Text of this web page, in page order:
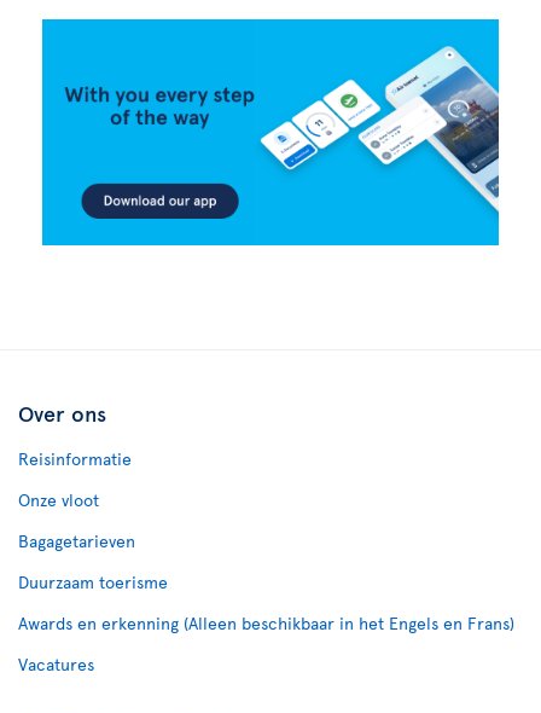
Over ons
Reisinformatie
Onze vloot
Bagagetarieven
Duurzaam toerisme
Awards en erkenning (Alleen beschikbaar in het Engels en Frans)
Vacatures